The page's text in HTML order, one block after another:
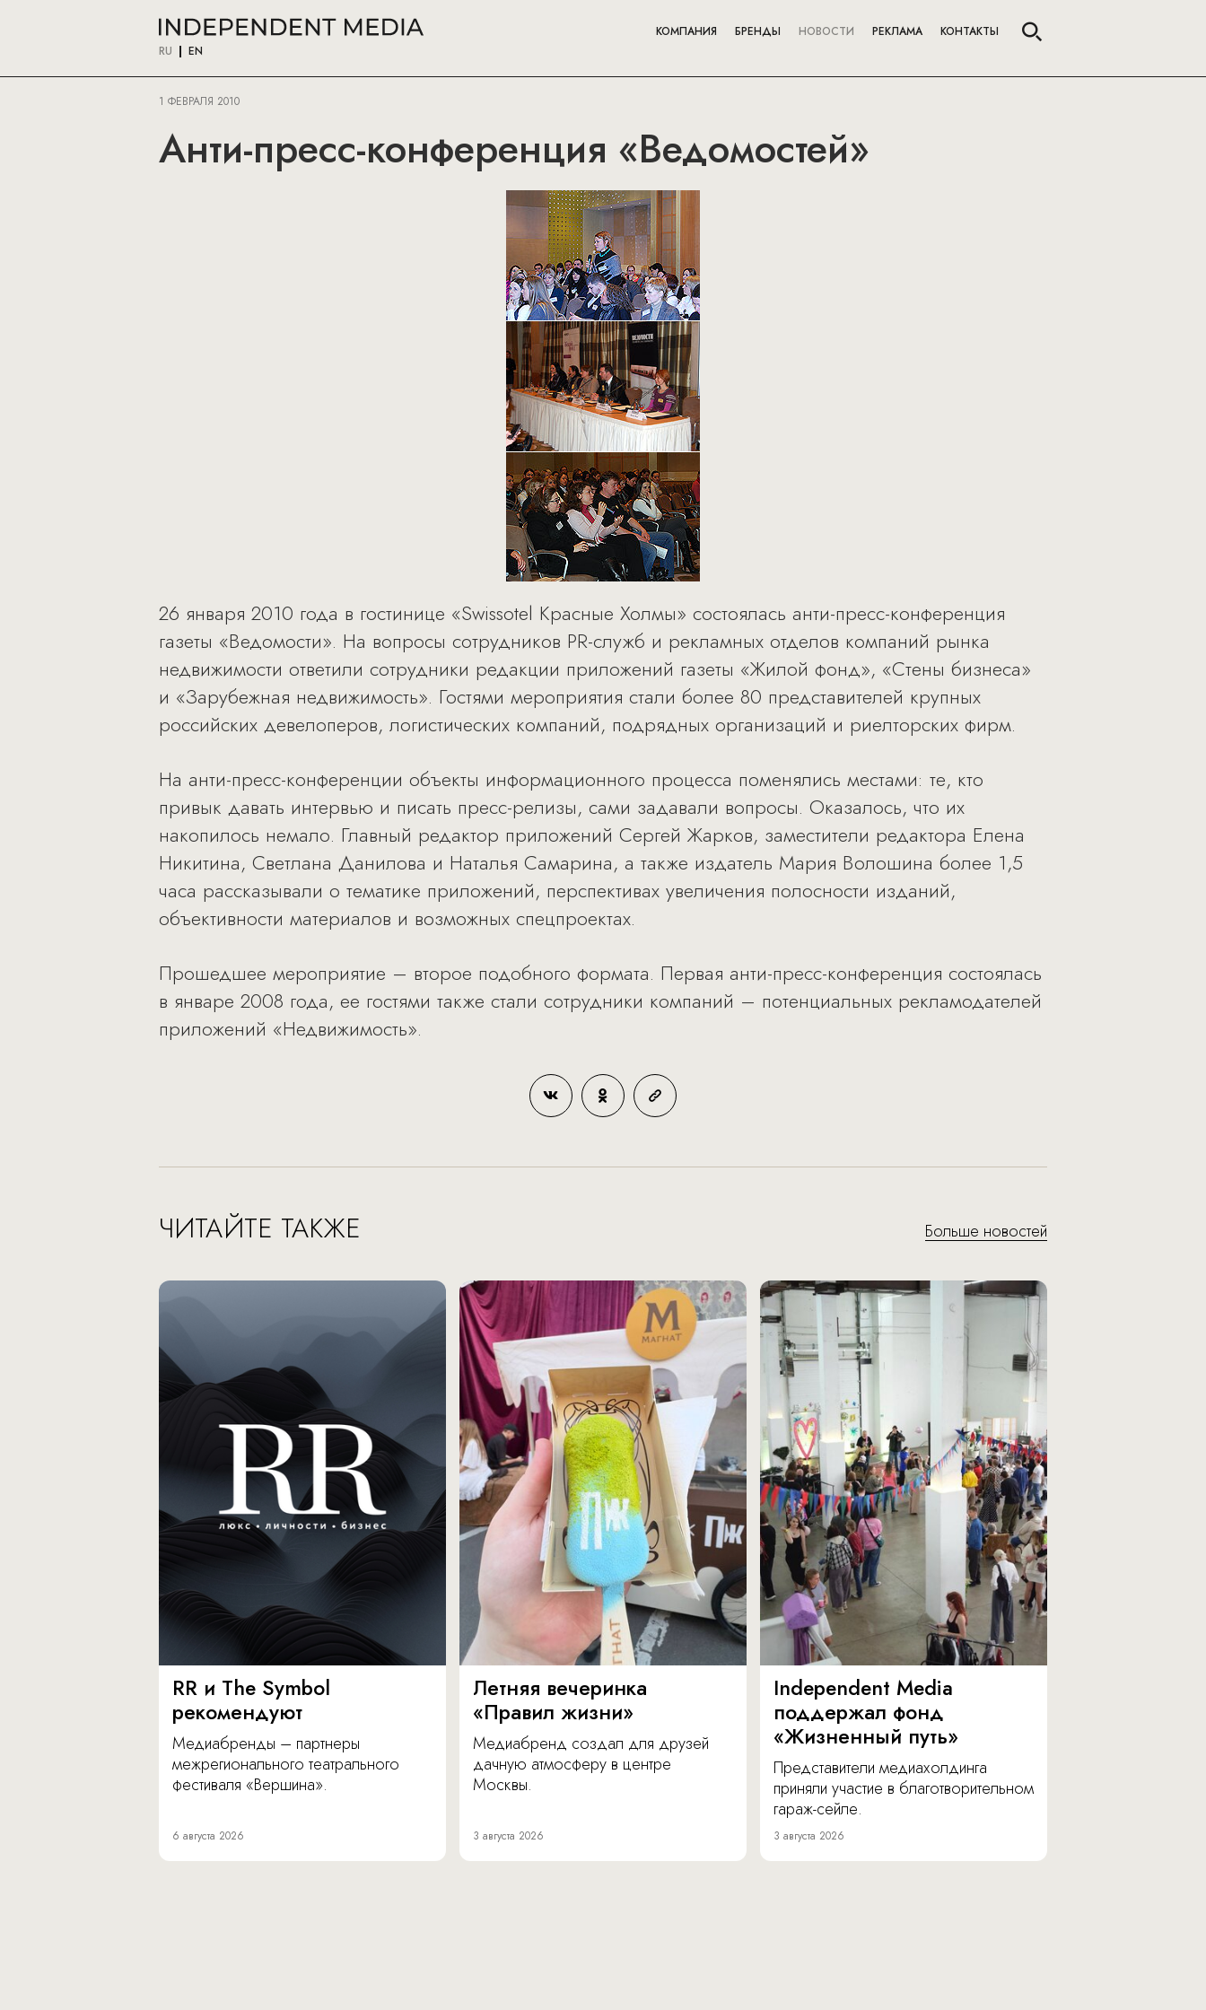
RU EN
КОМПАНИЯ БРЕНДЫ НОВОСТИ РЕКЛАМА КОНТАКТЫ
1 ФЕВРАЛЯ 2010
Анти-пресс-конференция «Ведомостей»
26 января 2010 года в гостинице «Swissotel Красные Холмы» состоялась анти-пресс-конференция
газеты «Ведомости». На вопросы сотрудников PR-служб и рекламных отделов компаний рынка
недвижимости ответили сотрудники редакции приложений газеты «Жилой фонд», «Стены бизнеса»
и «Зарубежная недвижимость». Гостями мероприятия стали более 80 представителей крупных
российских девелоперов, логистических компаний, подрядных организаций и риелторских фирм.
На анти-пресс-конференции объекты информационного процесса поменялись местами: те, кто
привык давать интервью и писать пресс-релизы, сами задавали вопросы. Оказалось, что их
накопилось немало. Главный редактор приложений Сергей Жарков, заместители редактора Елена
Никитина, Светлана Данилова и Наталья Самарина, а также издатель Мария Волошина более 1,5
часа рассказывали о тематике приложений, перспективах увеличения полосности изданий,
объективности материалов и возможных спецпроектах.
Прошедшее мероприятие – второе подобного формата. Первая анти-пресс-конференция состоялась
в январе 2008 года, ее гостями также стали сотрудники компаний – потенциальных рекламодателей
приложений «Недвижимость».
ЧИТАЙТЕ ТАКЖЕ Больше новостей
RR и The Symbol
рекомендуют
Медиабренды – партнеры
межрегионального театрального
фестиваля «Вершина».
6 августа 2026
Летняя вечеринка
«Правил жизни»
Медиабренд создал для друзей
дачную атмосферу в центре
Москвы.
3 августа 2026
Independent Media
поддержал фонд
«Жизненный путь»
Представители медиахолдинга
приняли участие в благотворительном
гараж-сейле.
3 августа 2026